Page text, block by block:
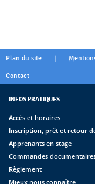
Plan du site |
Contact
INFOS PRATIQUES
Accès et horaires
Inscription, prêt et retour
Apprenants en stage
Commandes
Règlement
Mieux nous connaître